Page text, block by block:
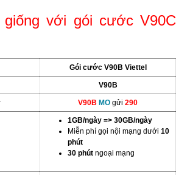
với gói cước V90C
Gói cước V90B Viettel
V90B
V90B MO gửi 290
1GB/ngày => 30GB/ngày
Miễn phí gọi nội mạng dưới 10
phút
30 phút ngoại mạng